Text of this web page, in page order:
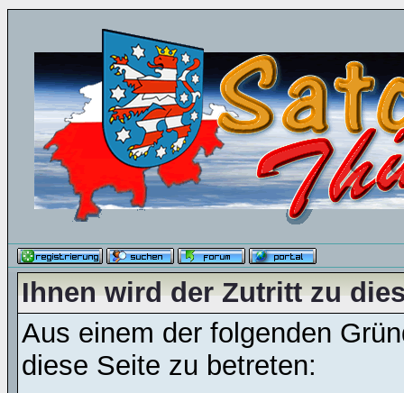
Ihnen wird der Zutritt zu
Aus einem der folgenden
diese Seite zu betreten: